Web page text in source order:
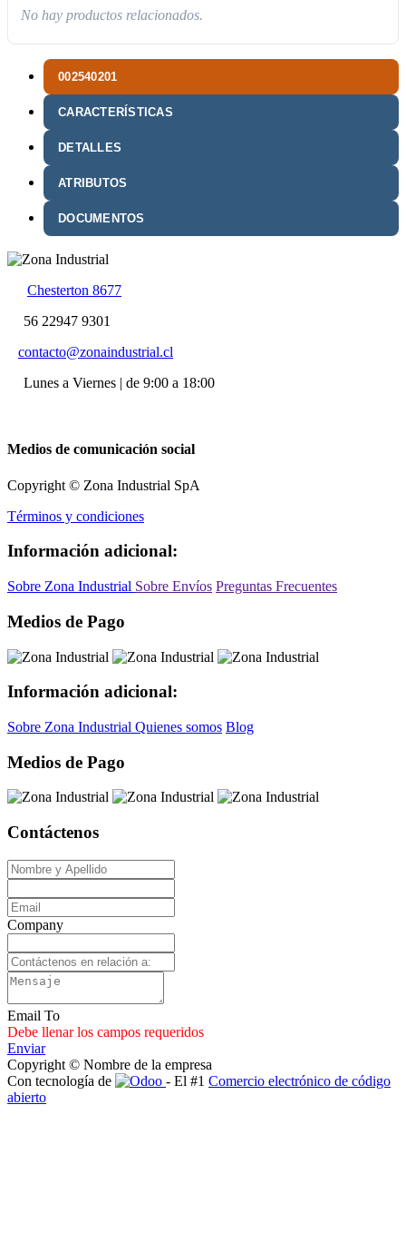
002540201
CARACTERÍSTICAS
DETALLES
ATRIBUTOS
DOCUMENTOS
No hay productos relacionados.
Chesterton 8677
56 22947 9301
contacto@zonaindustrial.cl
Lunes a Viernes | de 9:00 a 18:00
Medios de comunicación social
Copyright © Zona Industrial SpA
Términos y condiciones
Información adicional:
Sobre Zona Industrial Sobre Envíos Preguntas Frecuentes
Medios de Pago
Información adicional:
Sobre Zona Industrial Quienes somos Blog
Medios de Pago
Contáctenos
Company
Email To
Debe llenar los campos requeridos
Enviar
Copyright © Nombre de la empresa
Con tecnología de
- El #1 Comercio electrónico de código
abierto